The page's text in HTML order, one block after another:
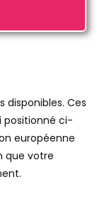
disponibles. Ces
positionné ci-
européenne
que votre